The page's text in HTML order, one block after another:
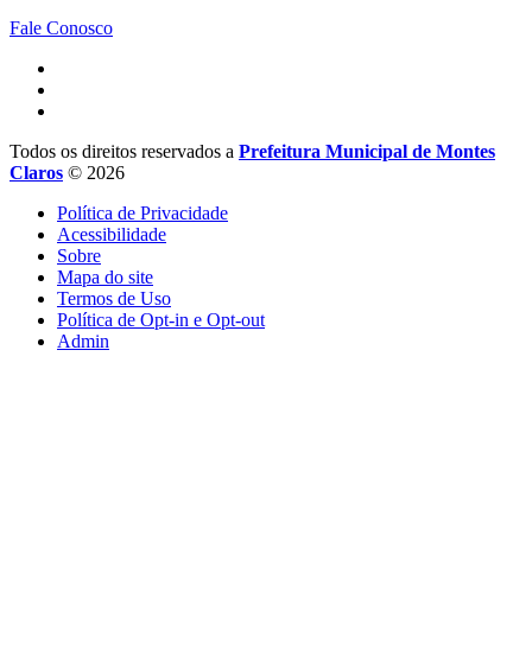
Fale Conosco
Todos os direitos reservados a Prefeitura Municipal de Montes
Claros © 2026
Política de Privacidade
Acessibilidade
Sobre
Mapa do site
Termos de Uso
Política de Opt-in e Opt-out
Admin